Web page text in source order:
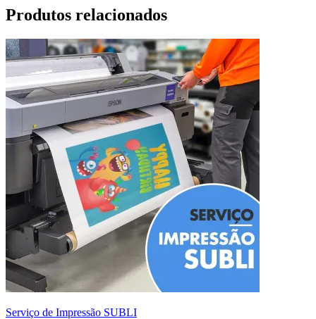
Produtos relacionados
Serviço de Impressão SUBLI